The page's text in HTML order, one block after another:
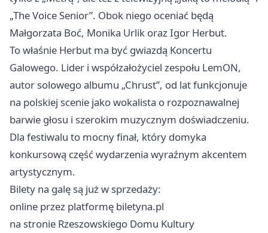
„The Voice Senior”. Obok niego oceniać będą
Małgorzata Boć, Monika Urlik oraz Igor Herbut.
To właśnie Herbut ma być gwiazdą Koncertu
Galowego. Lider i współzałożyciel zespołu LemON,
autor solowego albumu „Chrust”, od lat funkcjonuje
na polskiej scenie jako wokalista o rozpoznawalnej
barwie głosu i szerokim muzycznym doświadczeniu.
Dla festiwalu to mocny finał, który domyka
konkursową część wydarzenia wyraźnym akcentem
artystycznym.
Bilety na galę są już w sprzedaży:
online przez platformę biletyna.pl
na stronie Rzeszowskiego Domu Kultury